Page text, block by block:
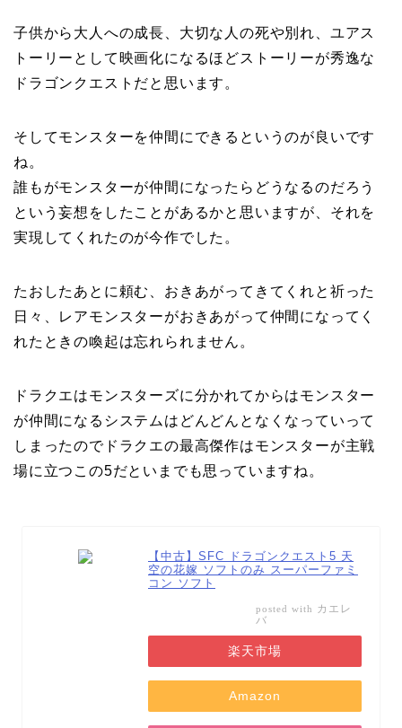
子供から大人への成長、大切な人の死や別れ、ユアス
トーリーとして映画化になるほどストーリーが秀逸な
ドラゴンクエストだと思います。
そしてモンスターを仲間にできるというのが良いです
ね。
誰もがモンスターが仲間になったらどうなるのだろう
という妄想をしたことがあるかと思いますが、それを
実現してくれたのが今作でした。
たおしたあとに頼む、おきあがってきてくれと祈った
日々、レアモンスターがおきあがって仲間になってく
れたときの喚起は忘れられません。
ドラクエはモンスターズに分かれてからはモンスター
が仲間になるシステムはどんどんとなくなっていって
しまったのでドラクエの最高傑作はモンスターが主戦
場に立つこの5だといまでも思っていますね。
【中古】SFC ドラゴンクエスト5 天
空の花嫁 ソフトのみ スーパーファミ
コン ソフト
posted with カエレ
バ
楽天市場
Amazon